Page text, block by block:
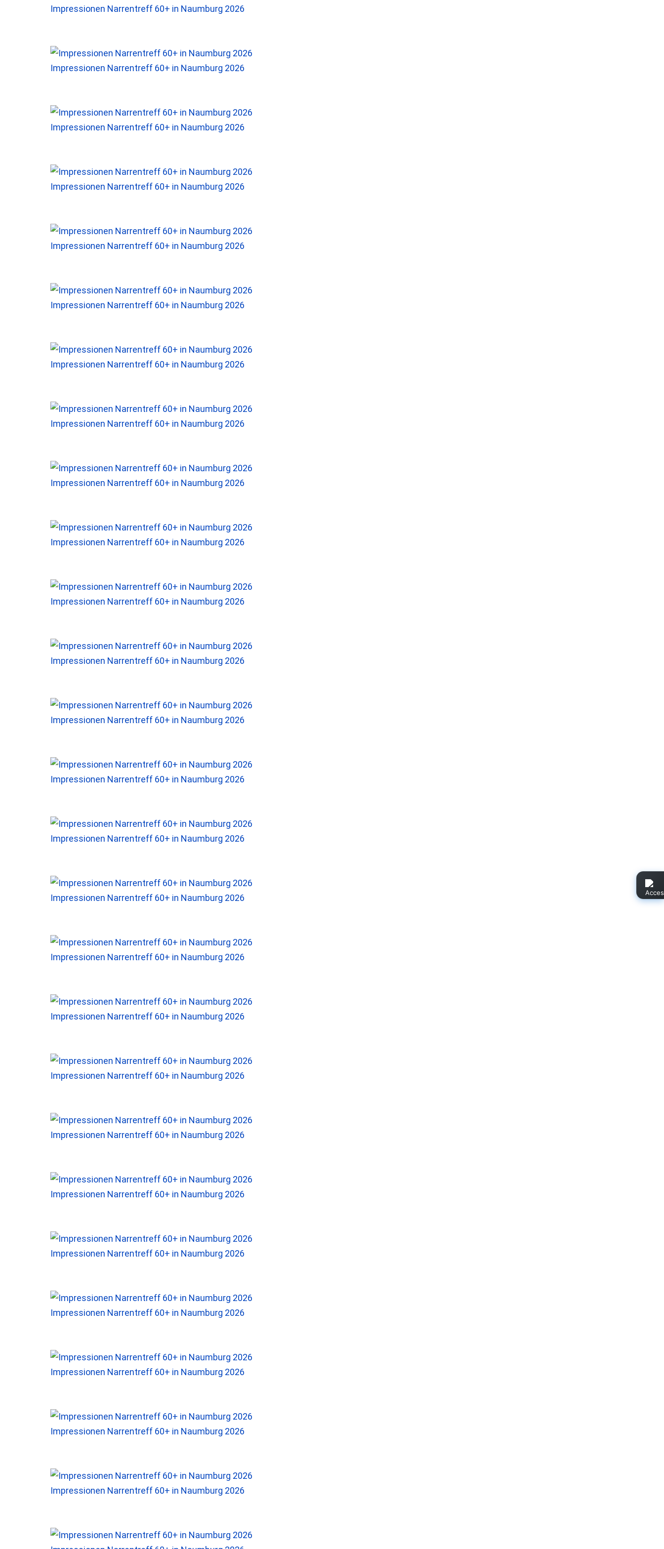
Impressionen Narrentreff 60+ in Naumburg 2026
Impressionen Narrentreff 60+ in Naumburg 2026
Impressionen Narrentreff 60+ in Naumburg 2026
Impressionen Narrentreff 60+ in Naumburg 2026
Impressionen Narrentreff 60+ in Naumburg 2026
Impressionen Narrentreff 60+ in Naumburg 2026
Impressionen Narrentreff 60+ in Naumburg 2026
Impressionen Narrentreff 60+ in Naumburg 2026
Impressionen Narrentreff 60+ in Naumburg 2026
Impressionen Narrentreff 60+ in Naumburg 2026
Impressionen Narrentreff 60+ in Naumburg 2026
Impressionen Narrentreff 60+ in Naumburg 2026
Impressionen Narrentreff 60+ in Naumburg 2026
Impressionen Narrentreff 60+ in Naumburg 2026
Impressionen Narrentreff 60+ in Naumburg 2026
Impressionen Narrentreff 60+ in Naumburg 2026
Impressionen Narrentreff 60+ in Naumburg 2026
Impressionen Narrentreff 60+ in Naumburg 2026
Impressionen Narrentreff 60+ in Naumburg 2026
Impressionen Narrentreff 60+ in Naumburg 2026
Impressionen Narrentreff 60+ in Naumburg 2026
Impressionen Narrentreff 60+ in Naumburg 2026
Impressionen Narrentreff 60+ in Naumburg 2026
Impressionen Narrentreff 60+ in Naumburg 2026
Impressionen Narrentreff 60+ in Naumburg 2026
Impressionen Narrentreff 60+ in Naumburg 2026